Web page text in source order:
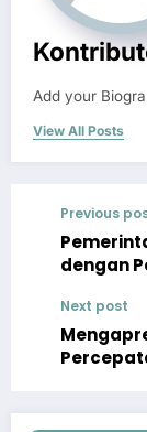
Add your
View All Posts
Previous
dengan
Next post